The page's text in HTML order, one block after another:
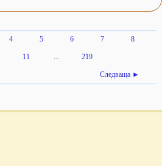
4 5 6 7 8
11 ... 219
Следваща ►